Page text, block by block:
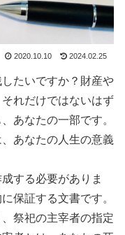
2020.10.10 2024.02.25
たいですか？財産や
れだけではないはず
あなたの一部です。
あなたの人生の意義
成する必要がありま
保証する文書です。
祭祀の主宰者の指定